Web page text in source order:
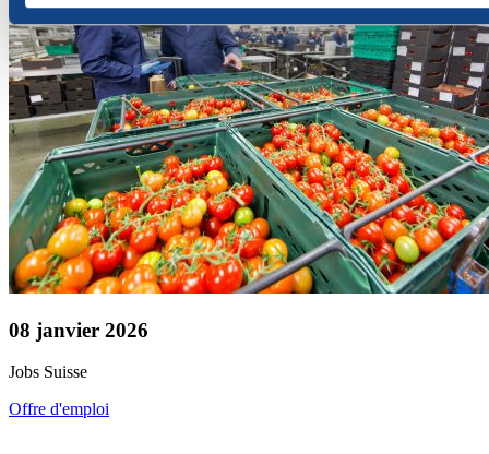
08 janvier 2026
Jobs Suisse
Offre d'emploi